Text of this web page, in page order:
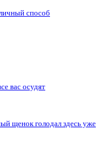
способ
вас осудят
щенок голодал здесь уже